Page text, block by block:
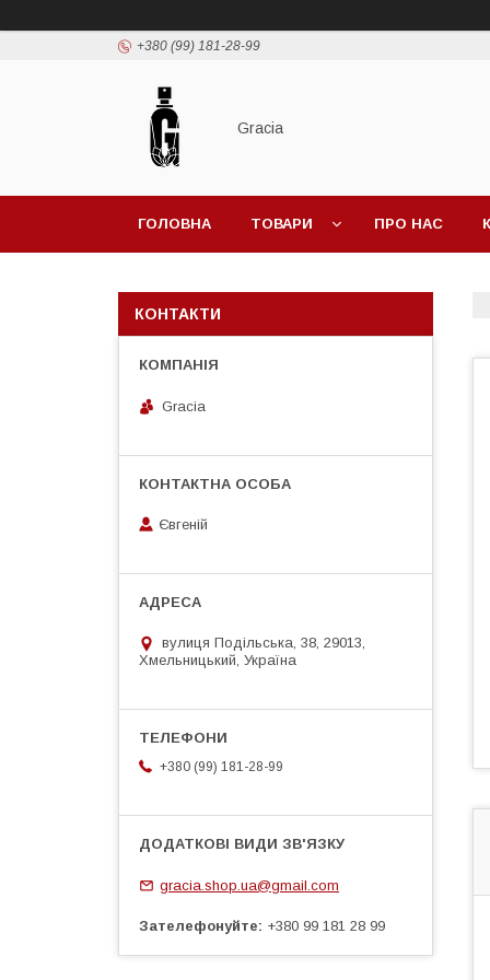
+380 (99) 181-28-99
Gracia
ГОЛОВНА ТОВАРИ ПРО НАС
КОНТАКТИ
Gracia
Євгеній
вулиця Подільська, 38, 29013,
Хмельницький, Україна
+380 (99) 181-28-99
gracia.shop.ua@gmail.com
Зателефонуйте +380 99 181 28 99